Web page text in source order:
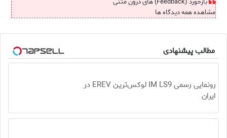
مشاهده همه دیدگاه ها
مطالب پیشنهادی
رونمایی رسمی IM LS9 لوکس‌ترین EREV در
ایران